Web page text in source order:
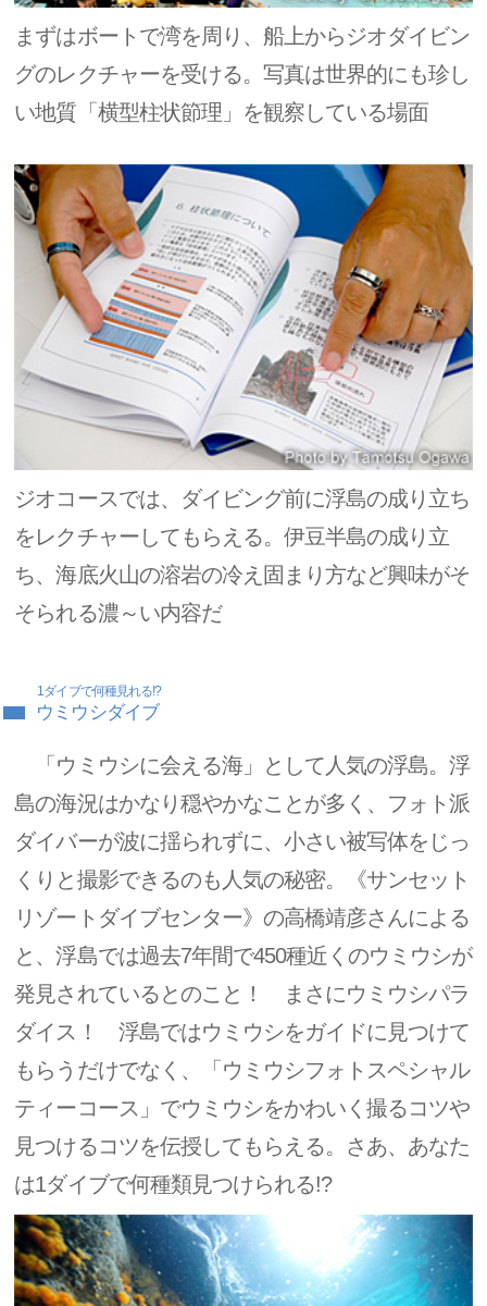
まずはボートで湾を周り、船上からジオダイビン
グのレクチャーを受ける。写真は世界的にも珍し
い地質「横型柱状節理」を観察している場面
ジオコースでは、ダイビング前に浮島の成り立ち
をレクチャーしてもらえる。伊豆半島の成り立
ち、海底火山の溶岩の冷え固まり方など興味がそ
そられる濃～い内容だ
1ダイブで何種見れる!?
ウミウシダイブ
「ウミウシに会える海」として人気の浮島。浮
島の海況はかなり穏やかなことが多く、フォト派
ダイバーが波に揺られずに、小さい被写体をじっ
くりと撮影できるのも人気の秘密。《サンセット
リゾートダイブセンター》の高橋靖彦さんによる
と、浮島では過去7年間で450種近くのウミウシが
発見されているとのこと！ まさにウミウシパラ
ダイス！ 浮島ではウミウシをガイドに見つけて
もらうだけでなく、「ウミウシフォトスペシャル
ティーコース」でウミウシをかわいく撮るコツや
見つけるコツを伝授してもらえる。さあ、あなた
は1ダイブで何種類見つけられる!?